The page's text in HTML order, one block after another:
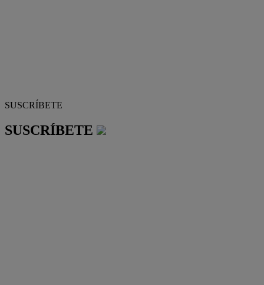
SUSCRÍBETE
SUSCRÍBETE